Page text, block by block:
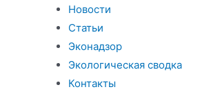
Новости
Статьи
Эконадзор
Экологическая сводка
Контакты